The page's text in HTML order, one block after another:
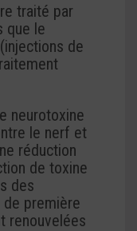
traité par
que le
de
neurotoxine
le nerf et
réduction
de toxine
des
première
renouvelées